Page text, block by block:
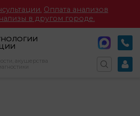
Оплата анализов
в другом городе.
акушерства